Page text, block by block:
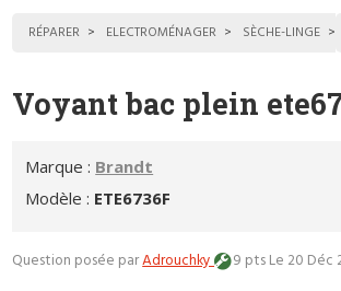
RÉPARER ELECTROMÉNAGER SÈCHE-LINGE
Voyant bac plein
Marque : Brandt
Modèle : ETE6736F
Question posée parAdrouchky 9 ptsLe 20 Déc